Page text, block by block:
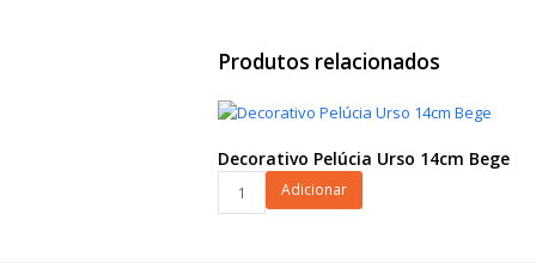
Produtos relacionados
Decorativo Pelúcia Urso 14cm Bege
Decorativo
Pelúcia
Adicionar